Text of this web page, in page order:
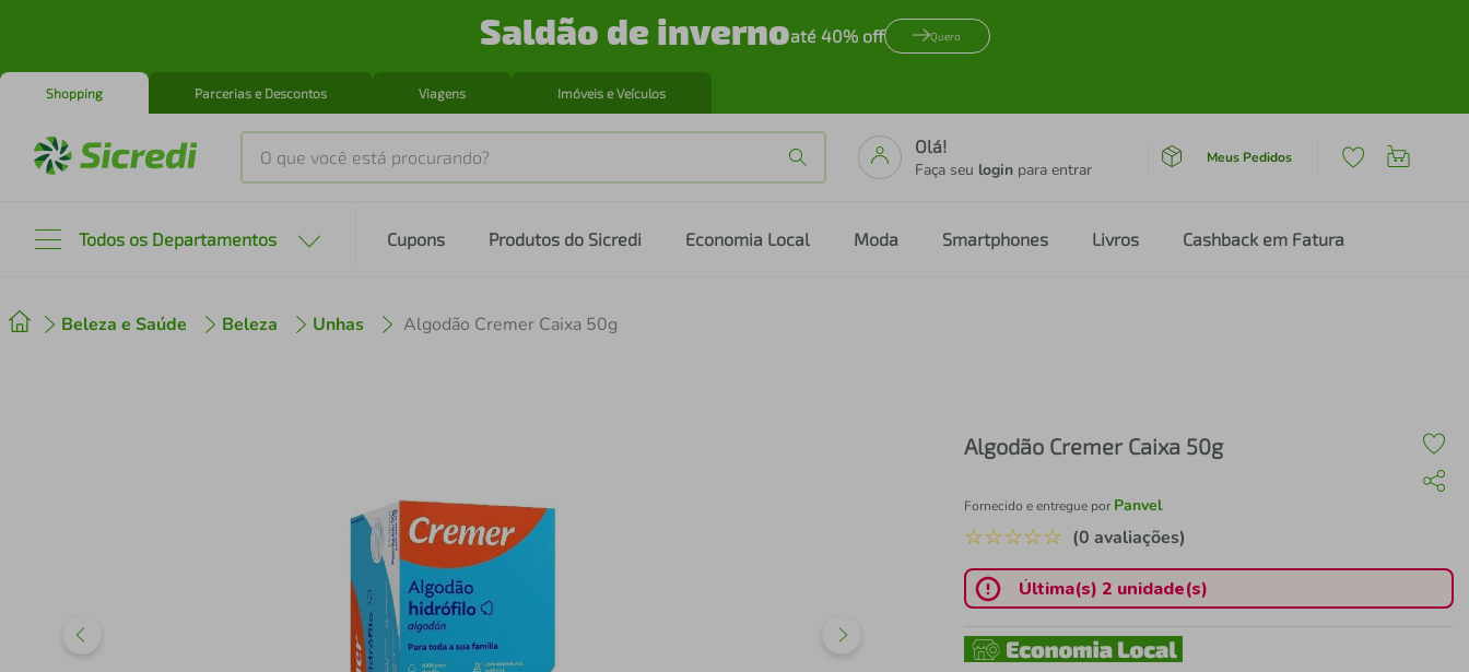
Saldão de invernoaté 40% off Quero
Shopping Parcerias e Descontos Viagens Imóveis e Veículos
O que você está procurando?
Olá!
Faça seu login para entrar
Meus Pedidos
Todos os Departamentos Cupons Produtos do Sicredi Economia Local Moda Smartphones Livros Cashback em Fatura
Beleza e Saúde Beleza Unhas Algodão Cremer Caixa 50g
Algodão Cremer Caixa 50g
Fornecido e entregue por Panvel
☆☆☆☆☆ (0 avaliações)
Última(s) 2 unidade(s)
2º cafeteira